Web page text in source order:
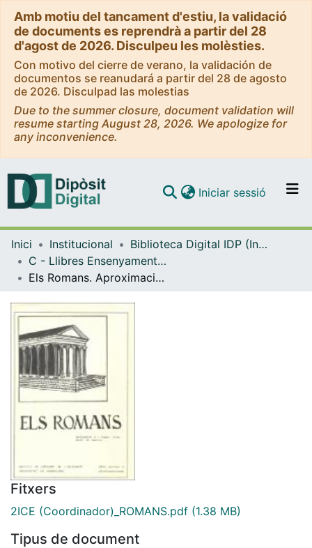
Amb motiu del tancament d'estiu, la validació
de documents es reprendrà a partir del 28
d'agost de 2026. Disculpeu les molèsties.
Con motivo del cierre de verano, la validación de
documentos se reanudará a partir del 28 de agosto
de 2026. Disculpad las molestias
Due to the summer closure, document validation will
resume starting August 28, 2026. We apologize for
any inconvenience.
Navega per tot el DD
Com publicar
Iniciar sessió (current)
Inici Institucional
Biblioteca Digital IDP (Institut de Desenvolupament Professional)
C - Llibres Ensenyament general i caràcter institucional (IDP)
Els Romans. Aproximació a l'imperi Romà, estudi de Barcino
Fitxers
2ICE (Coordinador)_ROMANS.pdf (1.38 MB)
Tipus de document